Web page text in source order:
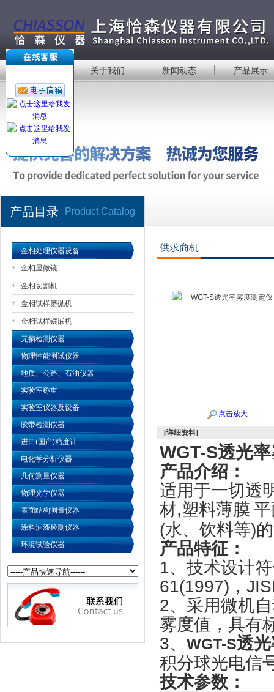
公司名称
关于我们 新闻动态 产品展示
产品目录 Product Catalog
金相处理仪器设备
金相显微镜
金相切割机
金相试样磨抛机
金相试样镶嵌机
无损检测仪器
物理性能测试仪器
地质、公路、石油仪器
实验室称重
实验室仪器及设备
胶带检测仪器
进口(国产)粘度计
电化学分析仪器
几何测量仪器
物理光学仪器
表面结构测量仪器
涂料油漆检测仪器
环境试验仪器
供求商机
点击放大
[详细资料]
WGT-S透光
产品介绍：
适用于一切透
材,塑料薄膜
(水、饮料等)
产品特征：
1、技术设计
61(1997) ，
2、采用微机
雾度值，具有
3、 WGT-S透
积分球光电信
技术参数：